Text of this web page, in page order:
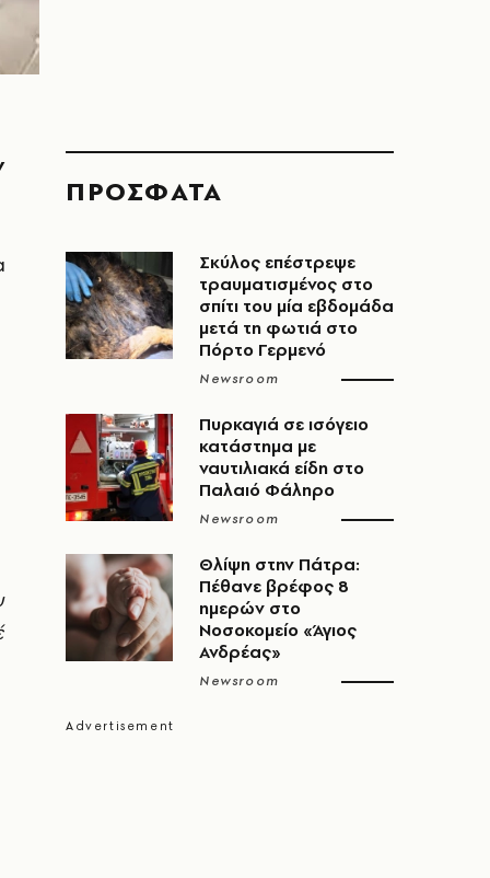
ΠΡΟΣΦΑΤΑ
Σκύλος επέστρεψε
τραυματισμένος στο
σπίτι του μία εβδομάδα
μετά τη φωτιά στο
Πόρτο Γερμενό
Newsroom
Πυρκαγιά σε ισόγειο
κατάστημα με
ναυτιλιακά είδη στο
Παλαιό Φάληρο
Newsroom
Θλίψη στην Πάτρα:
Πέθανε βρέφος 8
ημερών στο
Νοσοκομείο «Άγιος
Ανδρέας»
Newsroom